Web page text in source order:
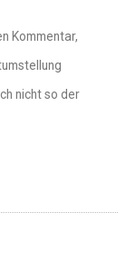
Kommentar,
nicht so der